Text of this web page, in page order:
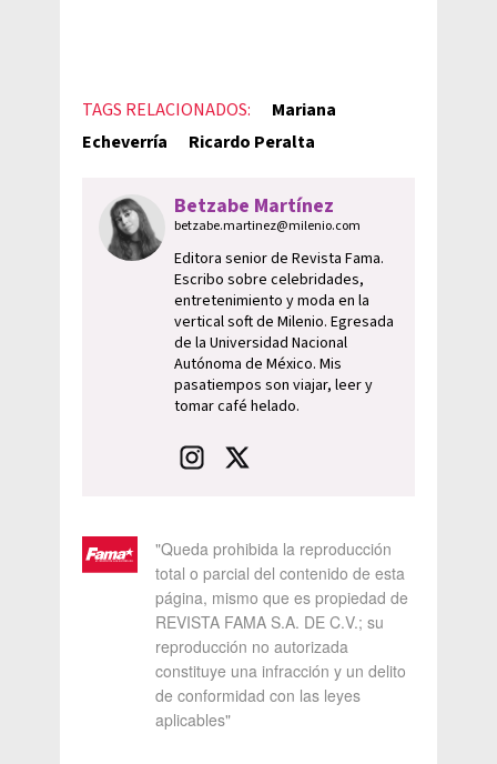
TAGS RELACIONADOS:
Mariana
Echeverría
Ricardo Peralta
Betzabe Martínez
betzabe.martinez@milenio.com
Editora senior de Revista Fama.
Escribo sobre celebridades,
entretenimiento y moda en la
vertical soft de Milenio. Egresada
de la Universidad Nacional
Autónoma de México. Mis
pasatiempos son viajar, leer y
tomar café helado.
"Queda prohibida la reproducción
total o parcial del contenido de esta
página, mismo que es propiedad de
REVISTA FAMA S.A. DE C.V.; su
reproducción no autorizada
constituye una infracción y un delito
de conformidad con las leyes
aplicables"